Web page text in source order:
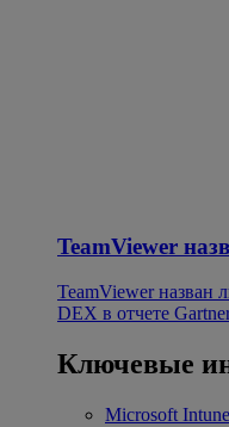
TeamViewer
TeamViewer назван
DEX в отчете
Ключевые
Microsoft Intune